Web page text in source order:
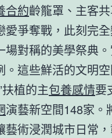
合約齡籠罩、主客
愛爭奪戰，此刻完
場對稱的美學祭典
。這些鮮活的文明
扶植的主包養感情要
演藝新空間148家。
藝術浸潤城市日常